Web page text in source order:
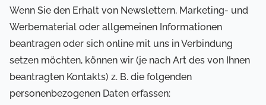
Wenn Sie den Erhalt von Newslettern, Marketing- und
Werbematerial oder allgemeinen Informationen
beantragen oder sich online mit uns in Verbindung
setzen möchten, können wir (je nach Art des von Ihnen
beantragten Kontakts) z. B. die folgenden
personenbezogenen Daten erfassen: